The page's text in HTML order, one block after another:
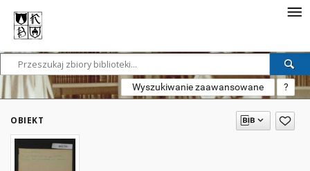
Wyszukiwanie zaawansowane ?
OBIEKT